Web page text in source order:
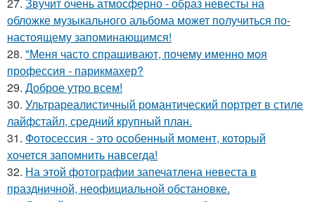
27. Звучит очень атмосферно - образ невесты на
обложке музыкального альбома может получиться по-
настоящему запоминающимся!
28. "Меня часто спрашивают, почему именно моя
профессия - парикмахер?
29. Доброе утро всем!
30. Ультрареалистичный романтический портрет в стиле
лайфстайл, средний крупный план.
31. Фотосессия - это особенный момент, который
хочется запомнить навсегда!
32. На этой фотографии запечатлена невеста в
праздничной, неофициальной обстановке.